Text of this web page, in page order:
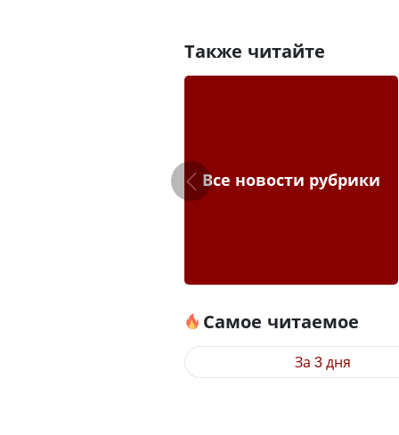
Также читайте
Все новости рубрики
Самое читаемое
За 3 дня